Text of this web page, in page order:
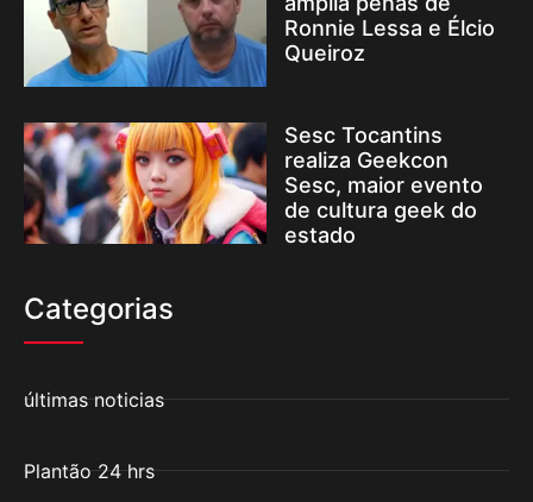
Ronnie Lessa e Élcio
Queiroz
Sesc Tocantins
realiza Geekcon
Sesc, maior evento
de cultura geek do
estado
Categorias
últimas noticias
Plantão 24 hrs